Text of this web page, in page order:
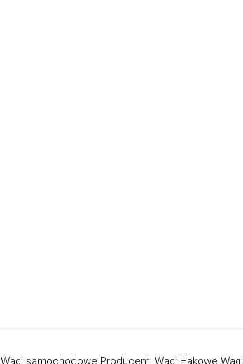
Wagi samochodowe Producent, Wagi Hakowe Wagi